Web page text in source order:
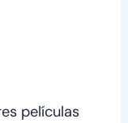
películas